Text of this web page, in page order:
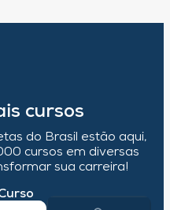
cursos
do Brasil estão aqui,
cursos em diversas
sua carreira!